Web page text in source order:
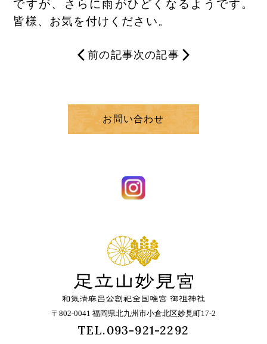
ですが、さらに雨がひどくなるようです。
皆様、お気を付けください。
前の記事次の記事
お問い合わせ
〒802-0041 福岡県北九州市小倉北区妙見町17-2
TEL.093-921-2292